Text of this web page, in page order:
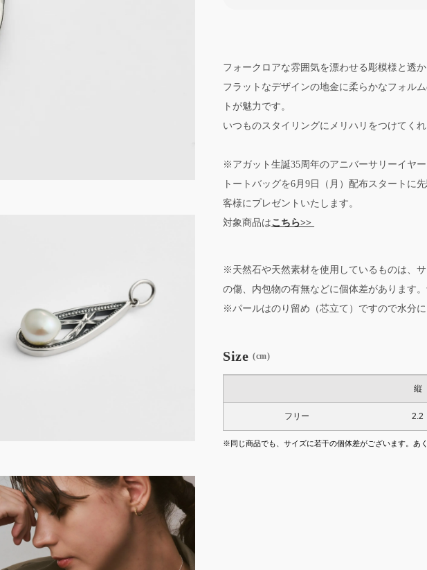
フォークロアな雰囲気を漂わせる彫模様と透
フラットなデザインの地金に柔らかなフォル
トが魅力です。
いつものスタイリングにメリハリをつけてくれ
※アガット生誕35周年のアニバーサリーイヤ
トートバッグを6月9日（月）配布スタートに
客様にプレゼントいたします。
対象商品はこちら>>
※天然石や天然素材を使用しているものは、
の傷、内包物の有無などに個体差があります。
※パールはのり留め（芯立て）ですので水分
Size(cm)
縦
フリー 2.2
※同じ商品でも、サイズに若干の個体差がございます。あ